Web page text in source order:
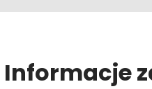
Informacje